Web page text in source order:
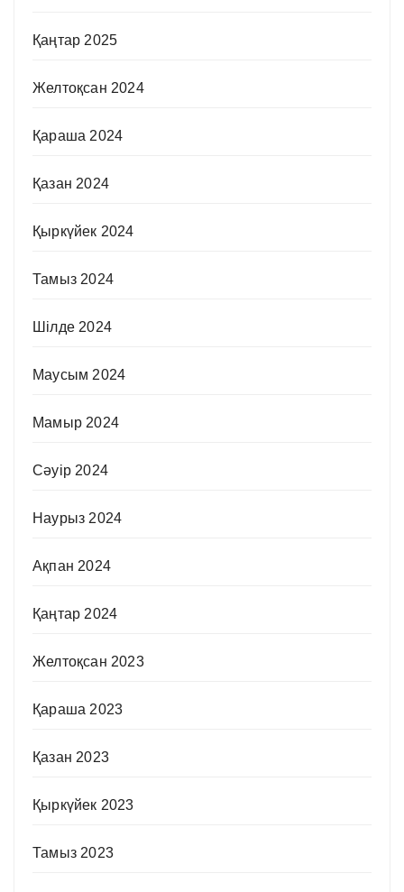
Қаңтар 2025
Желтоқсан 2024
Қараша 2024
Қазан 2024
Қыркүйек 2024
Тамыз 2024
Шілде 2024
Маусым 2024
Мамыр 2024
Сәуір 2024
Наурыз 2024
Ақпан 2024
Қаңтар 2024
Желтоқсан 2023
Қараша 2023
Қазан 2023
Қыркүйек 2023
Тамыз 2023